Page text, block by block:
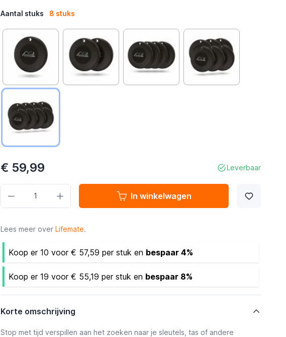
Aantal stuks 8 stuks
€ 59,99 Leverbaar
In winkelwagen
Lees meer over Lifemate.
Koop er 10 voor € 57,59 per stuk en bespaar 4%
Koop er 19 voor € 55,19 per stuk en bespaar 8%
Korte omschrijving
Stop met tijd verspillen aan het zoeken naar je sleutels, tas of andere